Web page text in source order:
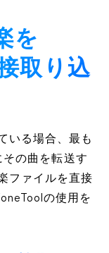
を
取り込
いる場合、最も
の曲を転送す
ファイルを直接
の使用を